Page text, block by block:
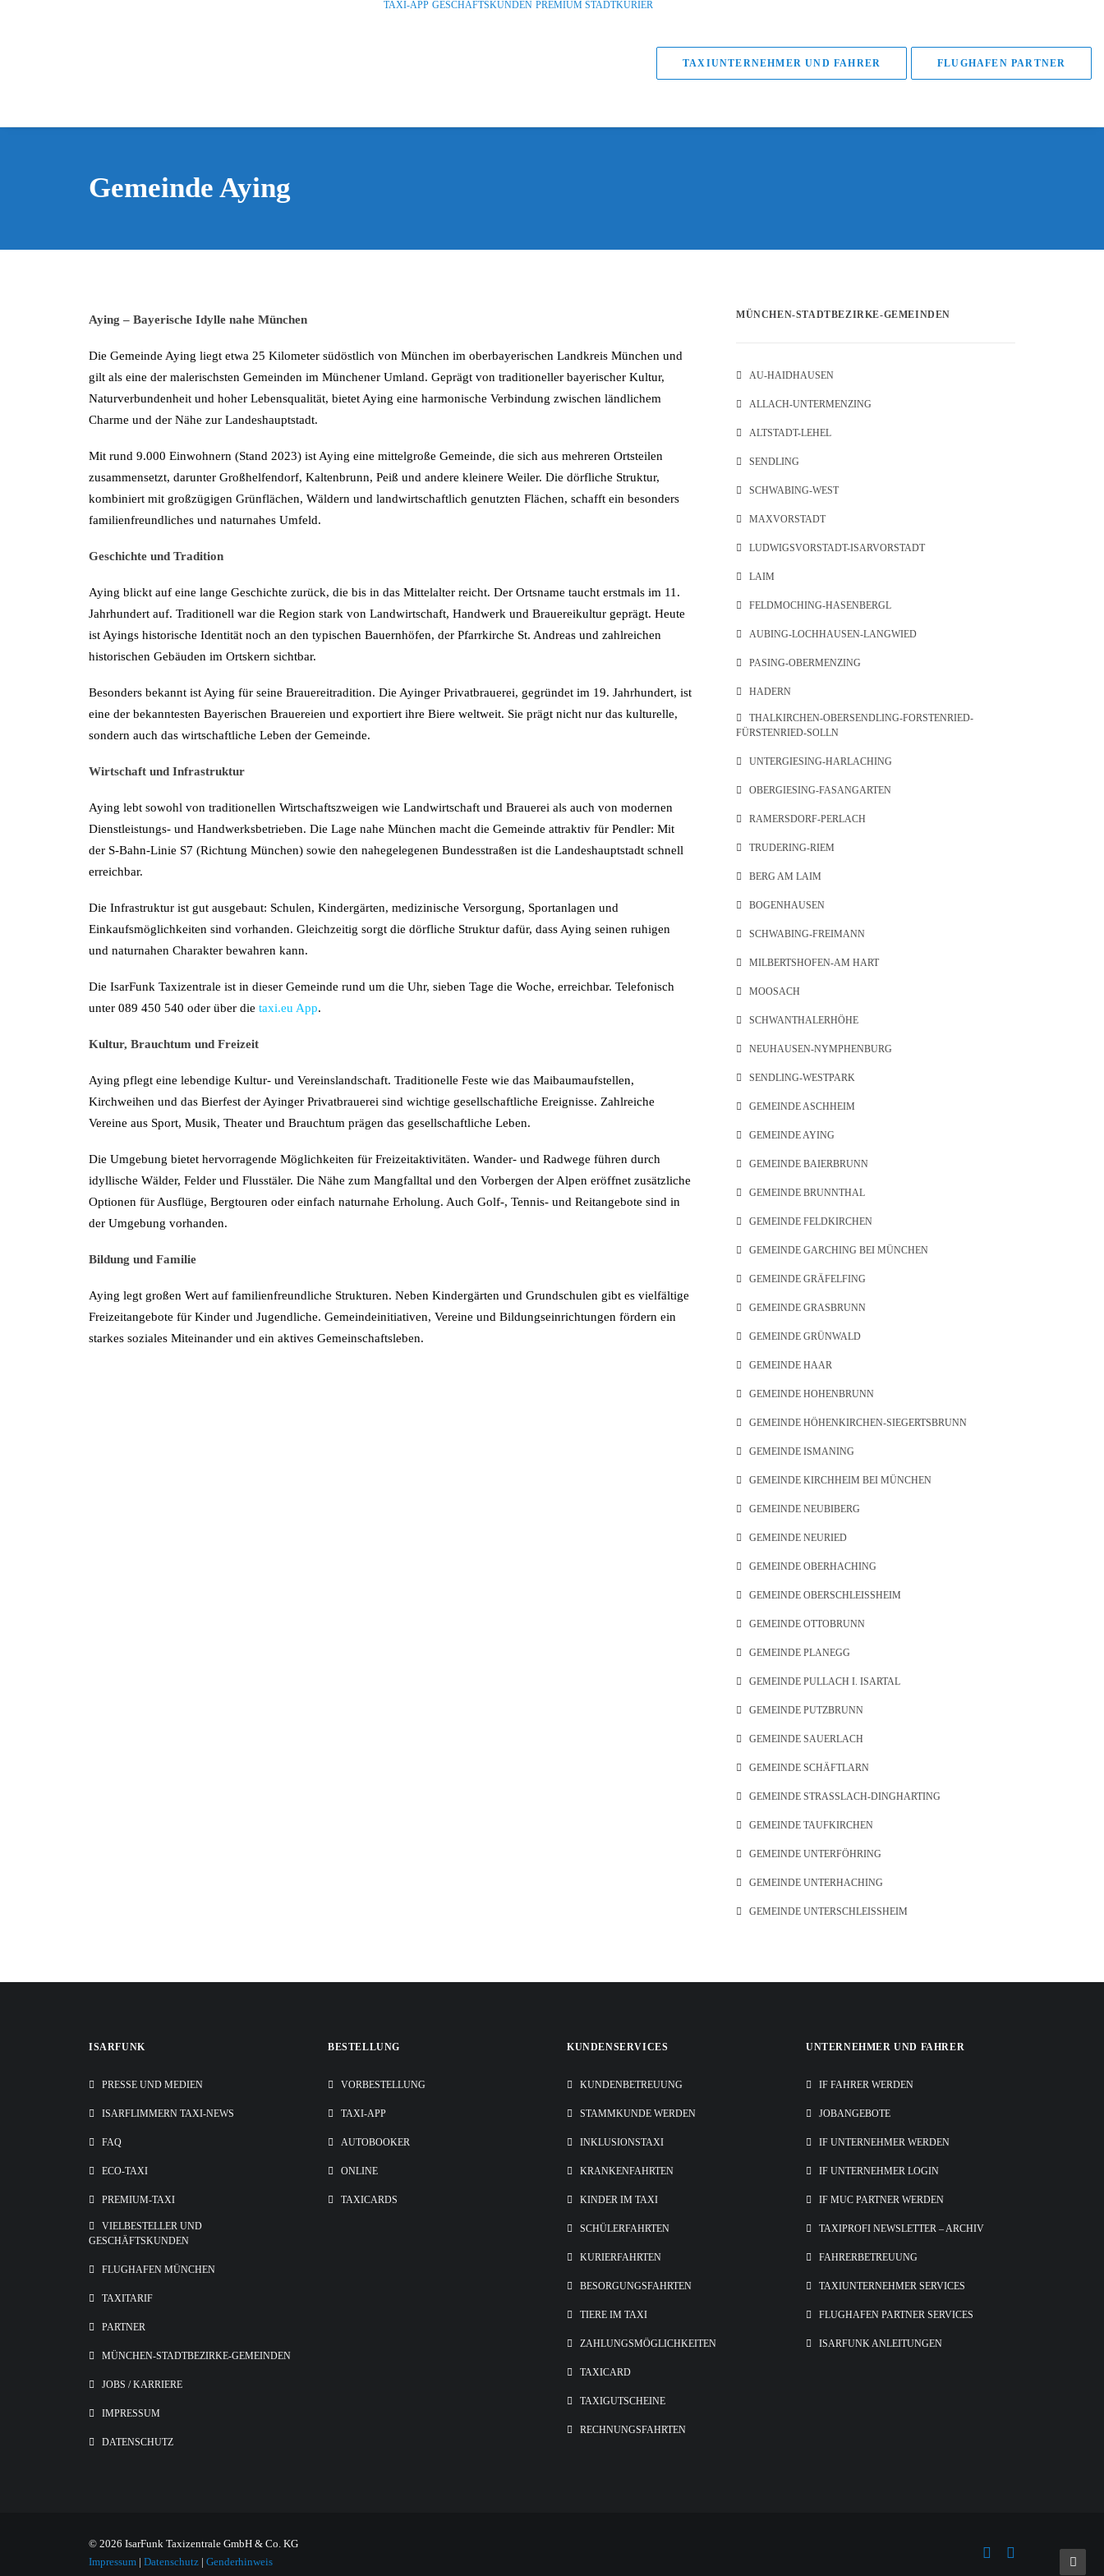
TAXI-APP GESCHÄFTSKUNDEN PREMIUM STADTKURIER
TAXIUNTERNEHMER UND FAHRER FLUGHAFEN PARTNER
Gemeinde Aying
Aying – Bayerische Idylle nahe München
Die Gemeinde Aying liegt etwa 25 Kilometer südöstlich von München im oberbayerischen Landkreis München und
gilt als eine der malerischsten Gemeinden im Münchener Umland. Geprägt von traditioneller bayerischer Kultur,
Naturverbundenheit und hoher Lebensqualität, bietet Aying eine harmonische Verbindung zwischen ländlichem
Charme und der Nähe zur Landeshauptstadt.
Mit rund 9.000 Einwohnern (Stand 2023) ist Aying eine mittelgroße Gemeinde, die sich aus mehreren Ortsteilen
zusammensetzt, darunter Großhelfendorf, Kaltenbrunn, Peiß und andere kleinere Weiler. Die dörfliche Struktur,
kombiniert mit großzügigen Grünflächen, Wäldern und landwirtschaftlich genutzten Flächen, schafft ein besonders
familienfreundliches und naturnahes Umfeld.
Geschichte und Tradition
Aying blickt auf eine lange Geschichte zurück, die bis in das Mittelalter reicht. Der Ortsname taucht erstmals im 11.
Jahrhundert auf. Traditionell war die Region stark von Landwirtschaft, Handwerk und Brauereikultur geprägt. Heute
ist Ayings historische Identität noch an den typischen Bauernhöfen, der Pfarrkirche St. Andreas und zahlreichen
historischen Gebäuden im Ortskern sichtbar.
Besonders bekannt ist Aying für seine Brauereitradition. Die Ayinger Privatbrauerei, gegründet im 19. Jahrhundert, ist
eine der bekanntesten Bayerischen Brauereien und exportiert ihre Biere weltweit. Sie prägt nicht nur das kulturelle,
sondern auch das wirtschaftliche Leben der Gemeinde.
Wirtschaft und Infrastruktur
Aying lebt sowohl von traditionellen Wirtschaftszweigen wie Landwirtschaft und Brauerei als auch von modernen
Dienstleistungs- und Handwerksbetrieben. Die Lage nahe München macht die Gemeinde attraktiv für Pendler: Mit
der S-Bahn-Linie S7 (Richtung München) sowie den nahegelegenen Bundesstraßen ist die Landeshauptstadt schnell
erreichbar.
Die Infrastruktur ist gut ausgebaut: Schulen, Kindergärten, medizinische Versorgung, Sportanlagen und
Einkaufsmöglichkeiten sind vorhanden. Gleichzeitig sorgt die dörfliche Struktur dafür, dass Aying seinen ruhigen
und naturnahen Charakter bewahren kann.
Die IsarFunk Taxizentrale ist in dieser Gemeinde rund um die Uhr, sieben Tage die Woche, erreichbar. Telefonisch
unter 089 450 540 oder über die taxi.eu App.
Kultur, Brauchtum und Freizeit
Aying pflegt eine lebendige Kultur- und Vereinslandschaft. Traditionelle Feste wie das Maibaumaufstellen,
Kirchweihen und das Bierfest der Ayinger Privatbrauerei sind wichtige gesellschaftliche Ereignisse. Zahlreiche
Vereine aus Sport, Musik, Theater und Brauchtum prägen das gesellschaftliche Leben.
Die Umgebung bietet hervorragende Möglichkeiten für Freizeitaktivitäten. Wander- und Radwege führen durch
idyllische Wälder, Felder und Flusstäler. Die Nähe zum Mangfalltal und den Vorbergen der Alpen eröffnet zusätzliche
Optionen für Ausflüge, Bergtouren oder einfach naturnahe Erholung. Auch Golf-, Tennis- und Reitangebote sind in
der Umgebung vorhanden.
Bildung und Familie
Aying legt großen Wert auf familienfreundliche Strukturen. Neben Kindergärten und Grundschulen gibt es vielfältige
Freizeitangebote für Kinder und Jugendliche. Gemeindeinitiativen, Vereine und Bildungseinrichtungen fördern ein
starkes soziales Miteinander und ein aktives Gemeinschaftsleben.
MÜNCHEN-STADTBEZIRKE-GEMEINDEN
AU-HAIDHAUSEN
ALLACH-UNTERMENZING
ALTSTADT-LEHEL
SENDLING
SCHWABING-WEST
MAXVORSTADT
LUDWIGSVORSTADT-ISARVORSTADT
LAIM
FELDMOCHING-HASENBERGL
AUBING-LOCHHAUSEN-LANGWIED
PASING-OBERMENZING
HADERN
THALKIRCHEN-OBERSENDLING-FORSTENRIED-
FÜRSTENRIED-SOLLN
UNTERGIESING-HARLACHING
OBERGIESING-FASANGARTEN
RAMERSDORF-PERLACH
TRUDERING-RIEM
BERG AM LAIM
BOGENHAUSEN
SCHWABING-FREIMANN
MILBERTSHOFEN-AM HART
MOOSACH
SCHWANTHALERHÖHE
NEUHAUSEN-NYMPHENBURG
SENDLING-WESTPARK
GEMEINDE ASCHHEIM
GEMEINDE AYING
GEMEINDE BAIERBRUNN
GEMEINDE BRUNNTHAL
GEMEINDE FELDKIRCHEN
GEMEINDE GARCHING BEI MÜNCHEN
GEMEINDE GRÄFELFING
GEMEINDE GRASBRUNN
GEMEINDE GRÜNWALD
GEMEINDE HAAR
GEMEINDE HOHENBRUNN
GEMEINDE HÖHENKIRCHEN-SIEGERTSBRUNN
GEMEINDE ISMANING
GEMEINDE KIRCHHEIM BEI MÜNCHEN
GEMEINDE NEUBIBERG
GEMEINDE NEURIED
GEMEINDE OBERHACHING
GEMEINDE OBERSCHLEISSHEIM
GEMEINDE OTTOBRUNN
GEMEINDE PLANEGG
GEMEINDE PULLACH I. ISARTAL
GEMEINDE PUTZBRUNN
GEMEINDE SAUERLACH
GEMEINDE SCHÄFTLARN
GEMEINDE STRASSLACH-DINGHARTING
GEMEINDE TAUFKIRCHEN
GEMEINDE UNTERFÖHRING
GEMEINDE UNTERHACHING
GEMEINDE UNTERSCHLEISSHEIM
ISARFUNK
PRESSE UND MEDIEN
ISARFLIMMERN TAXI-NEWS
FAQ
ECO-TAXI
PREMIUM-TAXI
VIELBESTELLER UND
GESCHÄFTSKUNDEN
FLUGHAFEN MÜNCHEN
TAXITARIF
PARTNER
MÜNCHEN-STADTBEZIRKE-GEMEINDEN
JOBS / KARRIERE
IMPRESSUM
DATENSCHUTZ
BESTELLUNG
VORBESTELLUNG
TAXI-APP
AUTOBOOKER
ONLINE
TAXICARDS
KUNDENSERVICES
KUNDENBETREUUNG
STAMMKUNDE WERDEN
INKLUSIONSTAXI
KRANKENFAHRTEN
KINDER IM TAXI
SCHÜLERFAHRTEN
KURIERFAHRTEN
BESORGUNGSFAHRTEN
TIERE IM TAXI
ZAHLUNGSMÖGLICHKEITEN
TAXICARD
TAXIGUTSCHEINE
RECHNUNGSFAHRTEN
UNTERNEHMER UND FAHRER
IF FAHRER WERDEN
JOBANGEBOTE
IF UNTERNEHMER WERDEN
IF UNTERNEHMER LOGIN
IF MUC PARTNER WERDEN
TAXIPROFI NEWSLETTER – ARCHIV
FAHRERBETREUUNG
TAXIUNTERNEHMER SERVICES
FLUGHAFEN PARTNER SERVICES
ISARFUNK ANLEITUNGEN
© 2026 IsarFunk Taxizentrale GmbH & Co. KG
Impressum | Datenschutz | Genderhinweis